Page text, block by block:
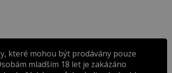
které mohou být prodávány pouze
mladším 18 let je zakázáno